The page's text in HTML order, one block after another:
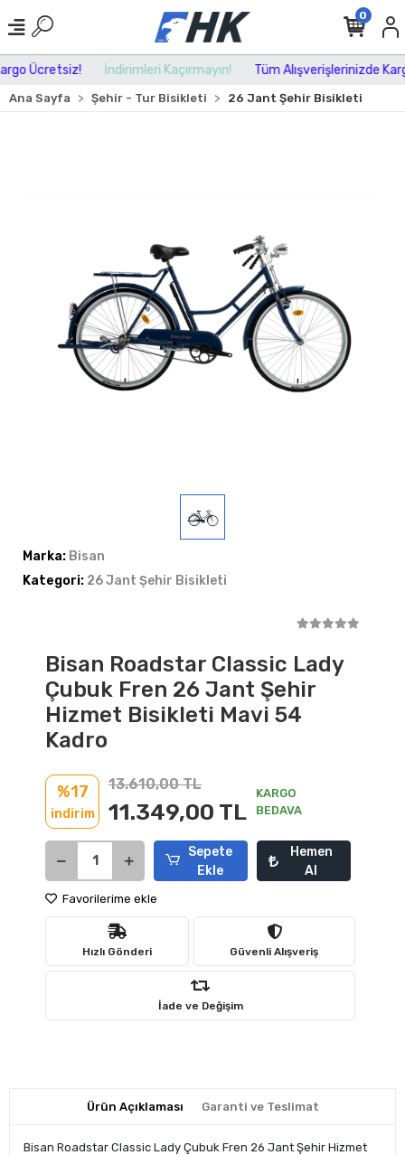
Ücretsiz! İndirimleri Kaçırmayın! Tüm Alışverişlerinizde
0
Ana Sayfa Şehir - Tur Bisikleti 26 Jant Şehir Bisikleti
Marka: Bisan
Kategori: 26 Jant Şehir Bisikleti
Bisan Roadstar Classic Lady
Çubuk Fren 26 Jant Şehir
Hizmet Bisikleti Mavi 54
Kadro
%17
indirim
13.610,00 TL
11.349,00 TL
KARGO
BEDAVA
Sepete
Ekle
Hemen
Al
Favorilerime ekle
Hızlı Gönderi Güvenli Alışveriş
İade ve Değişim
Ürün Açıklaması Garanti ve Teslimat
Bisan Roadstar Classic Lady Çubuk Fren 26 Jant Şehir Hizmet